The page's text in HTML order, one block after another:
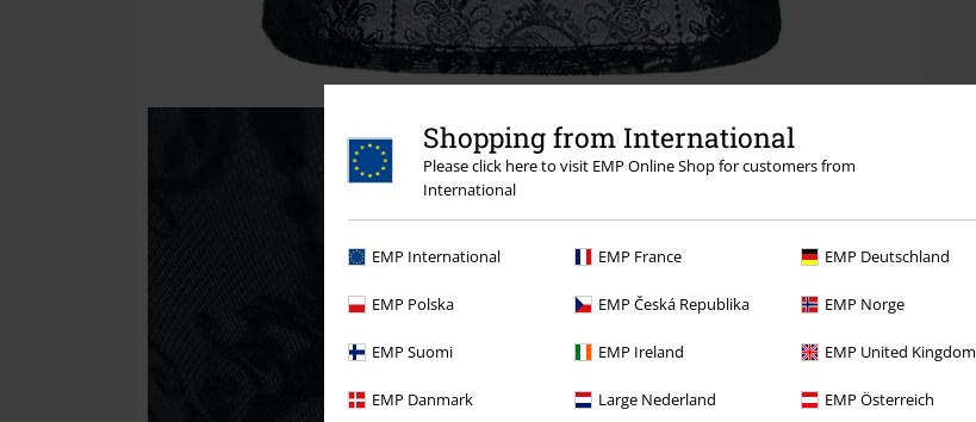
Shopping from International
Please click here to visit EMP Online Shop for customers from
International
EMP International EMP France EMP Deutschland
EMP Polska EMP Česká Republika EMP Norge
EMP Suomi EMP Ireland EMP United Kingdom
EMP Danmark Large Nederland EMP Österreich